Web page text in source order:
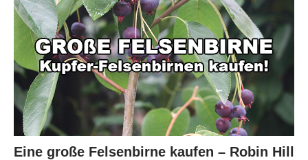
Eine große Felsenbirne kaufen – Robin Hill